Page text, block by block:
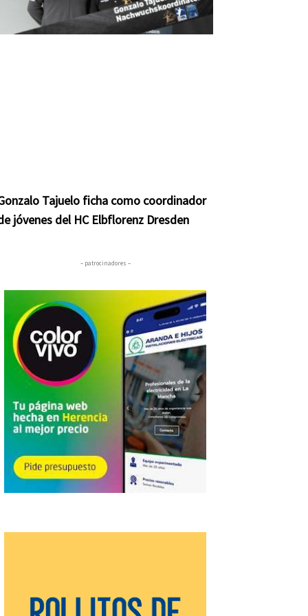
Tajuelo ficha como coordinador
jóvenes del HC Elbflorenz Dresden
– patrocinadores –